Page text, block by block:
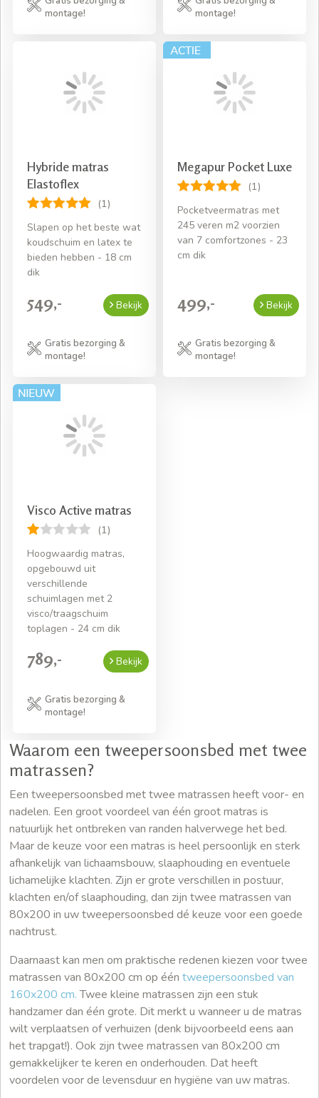
montage!
montage!
Hybride matras
Elastoflex
(1)
Slapen op het beste wat
koudschuim en latex te
bieden hebben - 18 cm
dik
549,- Bekijk
Gratis bezorging &
montage!
Megapur Pocket Luxe
(1)
Pocketveermatras met
245 veren m2 voorzien
van 7 comfortzones - 23
cm dik
499,- Bekijk
Gratis bezorging &
montage!
Visco Active matras
(1)
Hoogwaardig matras,
opgebouwd uit
verschillende
schuimlagen met 2
visco/traagschuim
toplagen - 24 cm dik
789,- Bekijk
Gratis bezorging &
montage!
Waarom een tweepersoonsbed met twee
matrassen?
Een tweepersoonsbed met twee matrassen heeft voor- en
nadelen. Een groot voordeel van één groot matras is
natuurlijk het ontbreken van randen halverwege het bed.
Maar de keuze voor een matras is heel persoonlijk en sterk
afhankelijk van lichaamsbouw, slaaphouding en eventuele
lichamelijke klachten. Zijn er grote verschillen in postuur,
klachten en/of slaaphouding, dan zijn twee matrassen van
80x200 in uw tweepersoonsbed dé keuze voor een goede
nachtrust.
Daarnaast kan men om praktische redenen kiezen voor twee
matrassen van 80x200 cm op één tweepersoonsbed van
160x200 cm.Twee kleine matrassen zijn een stuk
handzamer dan één grote. Dit merkt u wanneer u de matras
wilt verplaatsen of verhuizen (denk bijvoorbeeld eens aan
het trapgat!). Ook zijn twee matrassen van 80x200 cm
gemakkelijker te keren en onderhouden. Dat heeft
voordelen voor de levensduur en hygiëne van uw matras.